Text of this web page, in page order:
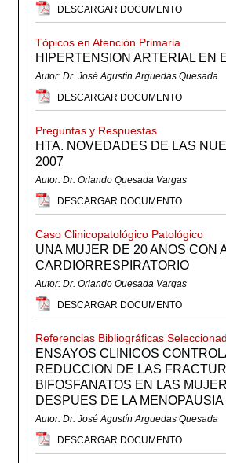
DESCARGAR DOCUMENTO
Tópicos en Atención Primaria
HIPERTENSION ARTERIAL EN
Autor: Dr. José Agustín Arguedas Quesada
DESCARGAR DOCUMENTO
Preguntas y Respuestas
HTA. NOVEDADES DE LAS
2007
Autor: Dr. Orlando Quesada Vargas
DESCARGAR DOCUMENTO
Caso Clinicopatológico Patológico
UNA MUJER DE 20 ANOS CON
CARDIORRESPIRATORIO
Autor: Dr. Orlando Quesada Vargas
DESCARGAR DOCUMENTO
Referencias Bibliográficas
ENSAYOS CLINICOS
REDUCCION DE LAS
BIFOSFANATOS EN LAS
DESPUES DE LA MENOPAUSIA
Autor: Dr. José Agustín Arguedas Quesada
DESCARGAR DOCUMENTO